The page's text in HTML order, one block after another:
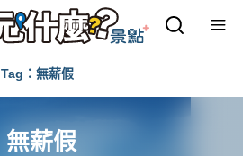
Tag：無薪假
無薪假